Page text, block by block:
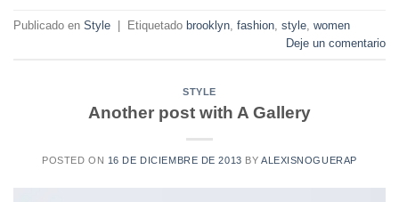
Publicado en Style | Etiquetado brooklyn fashion style women
Deje un comentario
STYLE
Another post with A Gallery
POSTED ON 16 DE DICIEMBRE DE 2013 BY ALEXISNOGUERAP